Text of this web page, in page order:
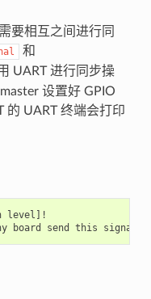
要相互之间进行同
和
UART 进行同步操
设置好 GPIO
的 UART 终端会打印
level]!